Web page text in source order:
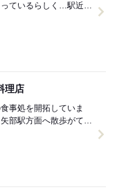
ているらしく…駅近く
理店
事処を開拓していま
部駅方面へ散歩がて